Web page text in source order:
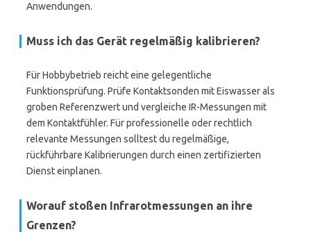
Anwendungen.
Muss ich das Gerät regelmäßig kalibrieren?
Für Hobbybetrieb reicht eine gelegentliche
Funktionsprüfung. Prüfe Kontaktsonden mit Eiswasser als
groben Referenzwert und vergleiche IR-Messungen mit
dem Kontaktfühler. Für professionelle oder rechtlich
relevante Messungen solltest du regelmäßige,
rückführbare Kalibrierungen durch einen zertifizierten
Dienst einplanen.
Worauf stoßen Infrarotmessungen an ihre
Grenzen?